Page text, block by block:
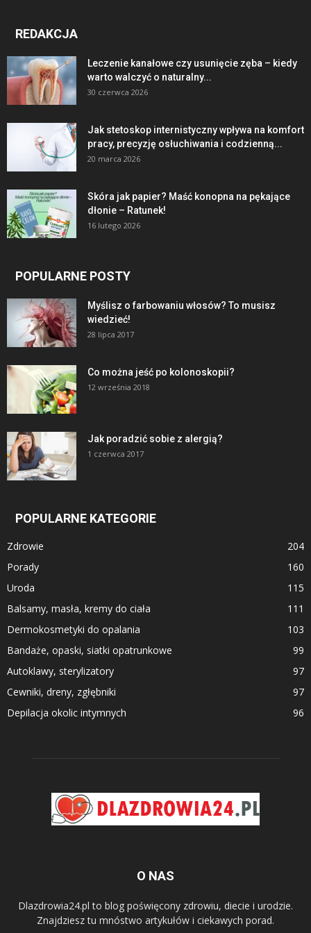
REDAKCJA
Leczenie kanałowe czy usunięcie zęba – kiedy
warto walczyć o naturalny...
30 czerwca 2026
Jak stetoskop internistyczny wpływa na komfort
pracy, precyzję osłuchiwania i codzienną...
20 marca 2026
Skóra jak papier? Maść konopna na pękające
dłonie – Ratunek!
16 lutego 2026
POPULARNE POSTY
Myślisz o farbowaniu włosów? To musisz
wiedzieć!
28 lipca 2017
Co można jeść po kolonoskopii?
12 września 2018
Jak poradzić sobie z alergią?
1 czerwca 2017
POPULARNE KATEGORIE
Zdrowie
204
Porady
160
Uroda
115
Balsamy, masła, kremy do ciała
111
Dermokosmetyki do opalania
103
Bandaże, opaski, siatki opatrunkowe
99
Autoklawy, sterylizatory
97
Cewniki, dreny, zgłębniki
97
Depilacja okolic intymnych
96
O NAS
Dlazdrowia24.pl to blog poświęcony zdrowiu, diecie i urodzie.
Znajdziesz tu mnóstwo artykułów i ciekawych porad.